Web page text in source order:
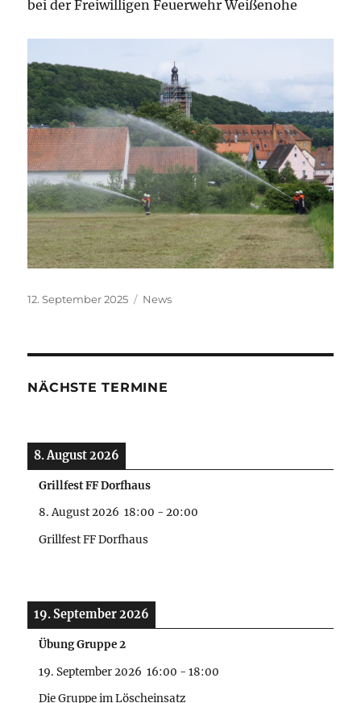
bei der Freiwilligen Feuerwehr Weißenohe
Veröffentlicht
12. September 2025 Kategorien
News
NÄCHSTE TERMINE
8. August 2026
Grillfest FF Dorfhaus
8. August 2026 18:00 -20:00
Grillfest FF Dorfhaus
19. September 2026
Übung Gruppe 2
19. September 2026 16:00 -18:00
Die Gruppe im Löscheinsatz